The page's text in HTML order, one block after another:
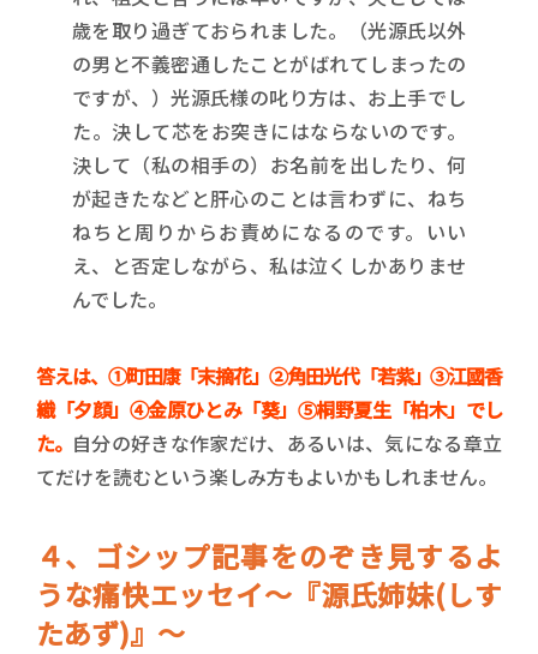
歳を取り過ぎておられました。（光源氏以外
の男と不義密通したことがばれてしまったの
ですが、）光源氏様の叱り方は、お上手でし
た。決して芯をお突きにはならないのです。
決して（私の相手の）お名前を出したり、何
が起きたなどと肝心のことは言わずに、ねち
ねちと周りからお責めになるのです。いい
え、と否定しながら、私は泣くしかありませ
んでした。
答えは、➀町田康「末摘花」②角田光代「若紫」③江國香
織「夕顔」④金原ひとみ「葵」⑤桐野夏生「柏木」でし
た。 自分の好きな作家だけ、あるいは、気になる章立
てだけを読むという楽しみ方もよいかもしれません。
４、ゴシップ記事をのぞき見するよ
うな痛快エッセイ～『源氏姉妹(しす
たあず)』～